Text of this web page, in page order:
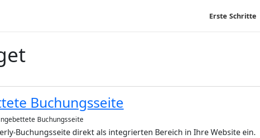
Erste Schritte
Buchungsseite
Buchungsseite
Buchungsseite direkt als integrierten Bereich in Ihre Website ein.